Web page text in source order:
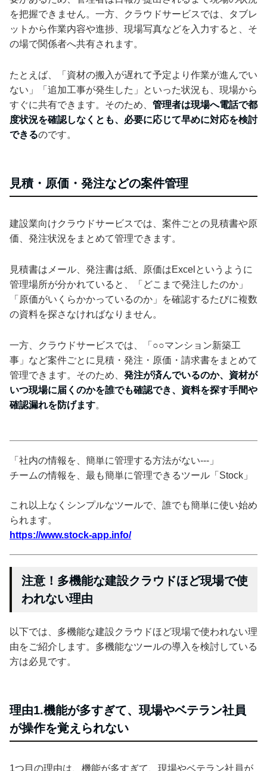
を把握できません。一方、クラウドサービスでは、タブレ
ットから作業内容や進捗、現場写真などを入力すると、そ
の場で関係者へ共有されます。
たとえば、「資材の搬入が遅れて予定より作業が進んでい
ない」「追加工事が発生した」といった状況も、現場から
すぐに共有できます。そのため、 管理者は現場へ電話で都
度状況を確認しなくとも、必要に応じて早めに対応を検討
できるのです。
見積・原価・発注などの案件管理
建設業向けクラウドサービスでは、案件ごとの見積書や原
価、発注状況をまとめて管理できます。
見積書はメール、発注書は紙、原価はExcelというように
管理場所が分かれていると、「どこまで発注したのか」
「原価がいくらかかっているのか」を確認するたびに複数
の資料を探さなければなりません。
一方、クラウドサービスでは、「○○マンション新築工
事」など案件ごとに見積・発注・原価・請求書をまとめて
管理できます。そのため、 発注が済んでいるのか、資材が
いつ現場に届くのかを誰でも確認でき、資料を探す手間や
確認漏れを防げます。
「社内の情報を、簡単に管理する方法がない---」
チームの情報を、最も簡単に管理できるツール「Stock」
これ以上なくシンプルなツールで、誰でも簡単に使い始め
られます。
https://www.stock-app.info/
注意！多機能な建設クラウドほど現場で使
われない理由
以下では、多機能な建設クラウドほど現場で使われない理
由をご紹介します。多機能なツールの導入を検討している
方は必見です。
理由1.機能が多すぎて、現場やベテラン社員
が操作を覚えられない
1つ目の理由は、機能が多すぎて、現場やベテラン社員が